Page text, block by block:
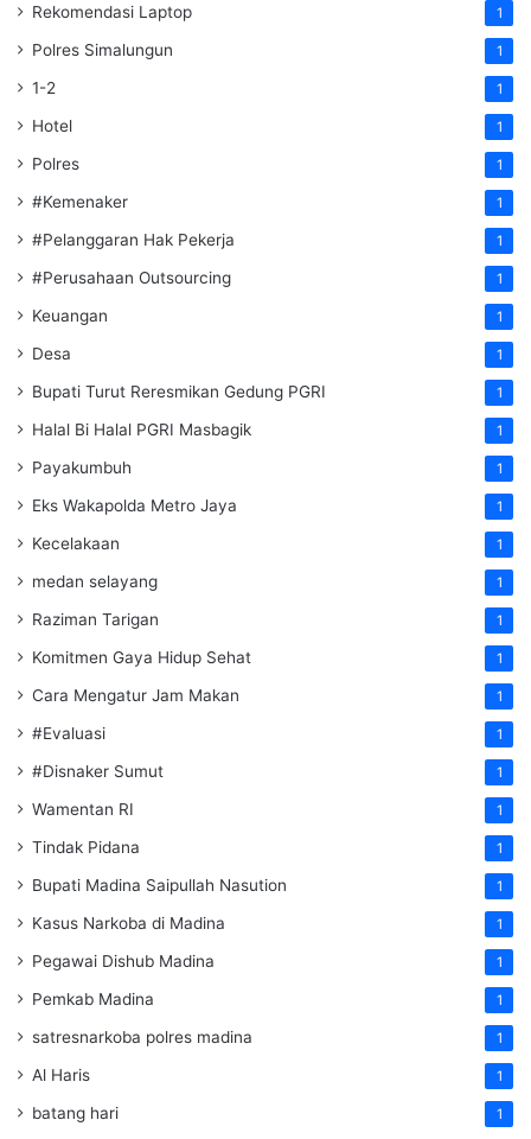
Rekomendasi Laptop 1
Polres Simalungun 1
1-2 1
Hotel 1
Polres 1
#Kemenaker 1
#Pelanggaran Hak Pekerja 1
#Perusahaan Outsourcing 1
Keuangan 1
Desa 1
Bupati Turut Reresmikan Gedung PGRI 1
Halal Bi Halal PGRI Masbagik 1
Payakumbuh 1
Eks Wakapolda Metro Jaya 1
Kecelakaan 1
medan selayang 1
Raziman Tarigan 1
Komitmen Gaya Hidup Sehat 1
Cara Mengatur Jam Makan 1
#Evaluasi 1
#Disnaker Sumut 1
Wamentan RI 1
Tindak Pidana 1
Bupati Madina Saipullah Nasution 1
Kasus Narkoba di Madina 1
Pegawai Dishub Madina 1
Pemkab Madina 1
satresnarkoba polres madina 1
Al Haris 1
batang hari 1